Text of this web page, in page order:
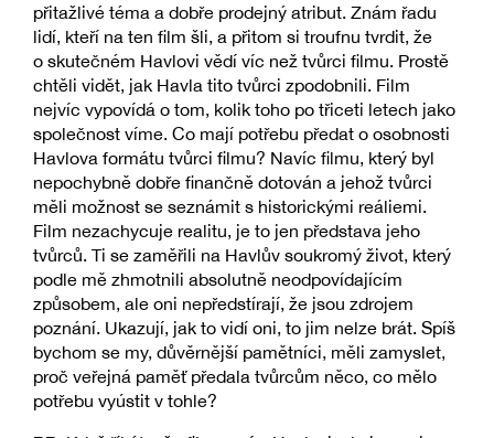
přitažlivé téma a dobře prodejný atribut. Znám řadu
lidí, kteří na ten film šli, a přitom si troufnu tvrdit, že
o skutečném Havlovi vědí víc než tvůrci filmu. Prostě
chtěli vidět, jak Havla tito tvůrci zpodobnili. Film
nejvíc vypovídá o tom, kolik toho po třiceti letech jako
společnost víme. Co mají potřebu předat o osobnosti
Havlova formátu tvůrci filmu? Navíc filmu, který byl
nepochybně dobře finančně dotován a jehož tvůrci
měli možnost se seznámit s historickými reáliemi.
Film nezachycuje realitu, je to jen představa jeho
tvůrců. Ti se zaměřili na Havlův soukromý život, který
podle mě zhmotnili absolutně neodpovídajícím
způsobem, ale oni nepředstírají, že jsou zdrojem
poznání. Ukazují, jak to vidí oni, to jim nelze brát. Spíš
bychom se my, důvěrnější pamětníci, měli zamyslet,
proč veřejná paměť předala tvůrcům něco, co mělo
potřebu vyústit v tohle?